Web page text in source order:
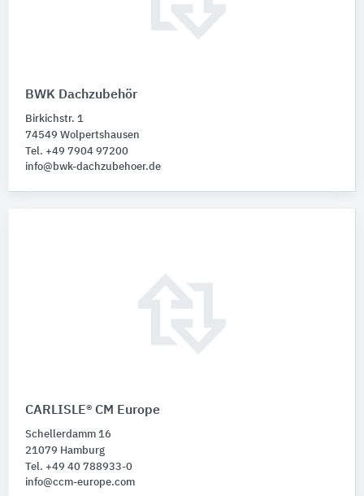
BWK Dachzubehör
Birkichstr. 1
74549 Wolpertshausen
Tel. +49 7904 97200
info@bwk-dachzubehoer.de
CARLISLE® CM Europe
Schellerdamm 16
21079 Hamburg
Tel. +49 40 788933-0
info@ccm-europe.com